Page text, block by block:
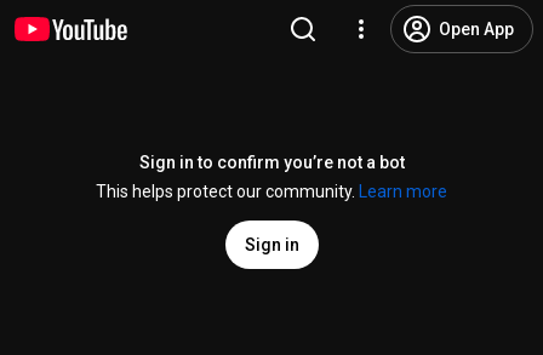
Open App
Sign in to confirm you’re not a bot
This helps protect our community.
Learn more
Sign in